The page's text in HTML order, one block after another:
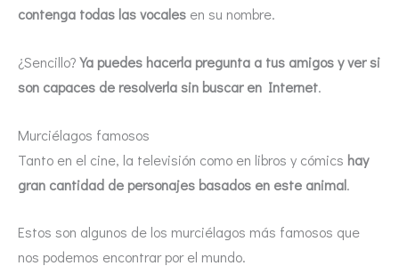
contenga todas las vocales en su nombre.
¿Sencillo?Ya puedes hacerla pregunta a tus amigos y ver si
son capaces de resolverla sin buscar en Internet.
Murciélagos famosos
Tanto en el cine, la televisión como en libros y cómics hay
gran cantidad de personajes basados en este animal.
Estos son algunos de los murciélagos más famosos que
nos podemos encontrar por el mundo.